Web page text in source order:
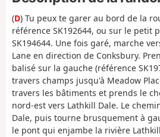
(D) Tu peux te garer au bord de la
référence SK192644, ou sur le petit
SK194644. Une fois garé, marche
Lane en direction de Conksbury.
balisé sur la gauche (référence
travers champs jusqu'à Meadow
travers les bâtiments et prends le
nord-est vers Lathkill Dale. Le
Dale, puis tourne brusquement à
le pont qui enjambe la rivière